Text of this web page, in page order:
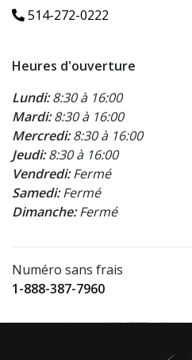
514-272-0222
Heures d'ouverture
Lundi:8:30 à 16:00
Mardi:8:30 à 16:00
Mercredi:8:30 à 16:00
Jeudi:8:30 à 16:00
Vendredi:Fermé
Samedi:Fermé
Dimanche:Fermé
Numéro sans frais
1-888-387-7960